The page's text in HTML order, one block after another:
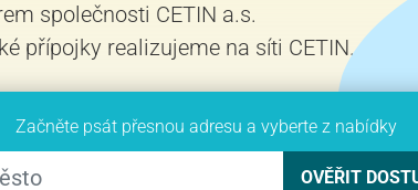
společnosti CETIN a.s.
přípojky realizujeme na síti CETIN.
Začněte psát přesnou adresu a vyberte z nabídky
OVĚŘIT